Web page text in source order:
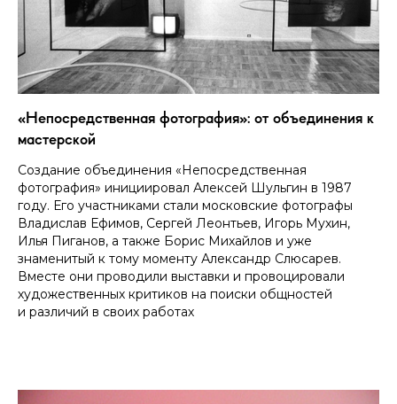
«Непосредственная фотография»: от объединения к
мастерской
Создание объединения «Непосредственная
фотография» инициировал Алексей Шульгин в 1987
году. Его участниками стали московские фотографы
Владислав Ефимов, Сергей Леонтьев, Игорь Мухин,
Илья Пиганов, а также Борис Михайлов и уже
знаменитый к тому моменту Александр Слюсарев.
Вместе они проводили выставки и провоцировали
художественных критиков на поиски общностей
и различий в своих работах